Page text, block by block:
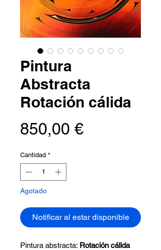
Pintura
Abstracta
Rotación cálida
850,00 €Precio
Cantidad *
Agotado
Notificar al estar disponible
Pintura abstracta: Rotación cálida